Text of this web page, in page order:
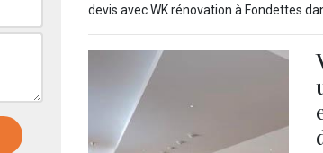
devis avec WK rénovation à Fondettes